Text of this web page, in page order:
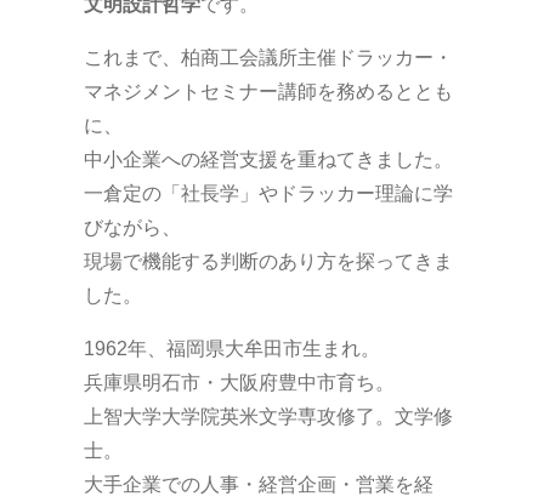
文明設計哲学です。
これまで、柏商工会議所主催ドラッカー・
マネジメントセミナー講師を務めるととも
に、
中小企業への経営支援を重ねてきました。
一倉定の「社長学」やドラッカー理論に学
びながら、
現場で機能する判断のあり方を探ってきま
した。
1962年、福岡県大牟田市生まれ。
兵庫県明石市・大阪府豊中市育ち。
上智大学大学院英米文学専攻修了。文学修
士。
大手企業での人事・経営企画・営業を経